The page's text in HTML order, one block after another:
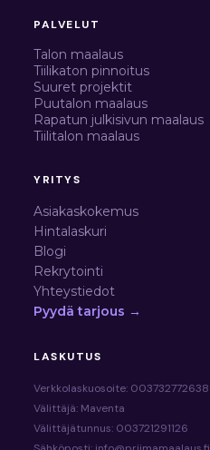
PALVELUT
Talon maalaus
Tiilikaton pinnoitus
Suuret projektit
Puutalon maalaus
Rapatun julkisivun maalaus
Tiilitalon maalaus
YRITYS
Asiakaskokemus
Hintalaskuri
Blogi
Rekrytointi
Yhteystiedot
Pyydä tarjous →
LASKUTUS
Verkkolaskuosoite: 003732772638
Välittäjä: Maventa
Välittäjätunnus: 003721291126